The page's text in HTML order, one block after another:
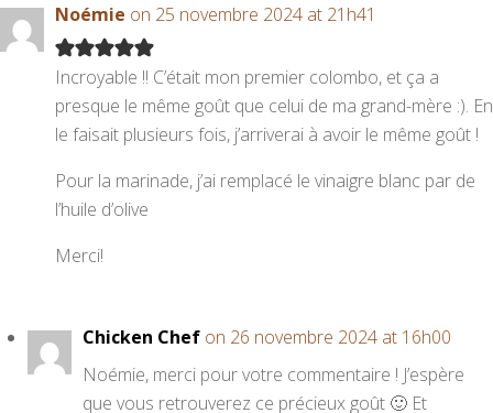
Noémie on 25 novembre 2024 at 21h41
Incroyable !! C’était mon premier colombo, et ça a
presque le même goût que celui de ma grand-mère :). En
le faisait plusieurs fois, j’arriverai à avoir le même goût !
Pour la marinade, j’ai remplacé le vinaigre blanc par de
l’huile d’olive
Merci!
Chicken Chef on 26 novembre 2024 at 16h00
Noémie, merci pour votre commentaire ! J’espère
que vous retrouverez ce précieux goût 🙂 Et